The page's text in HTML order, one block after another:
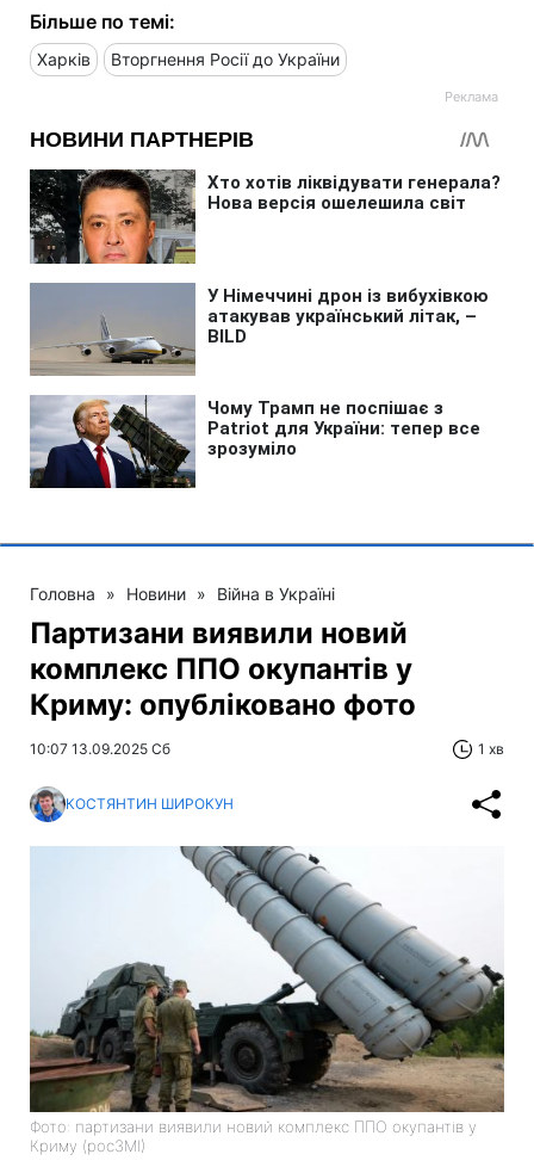
Більше по темі:
Харків Вторгнення Росії до України
Головна » Новини » Війна в Україні
Партизани виявили новий
комплекс ППО окупантів у
Криму: опубліковано фото
10:07 13.09.2025 Сб 1 хв
КОСТЯНТИН ШИРОКУН
Фото: партизани виявили новий комплекс ППО окупантів у
Криму (росЗМІ)